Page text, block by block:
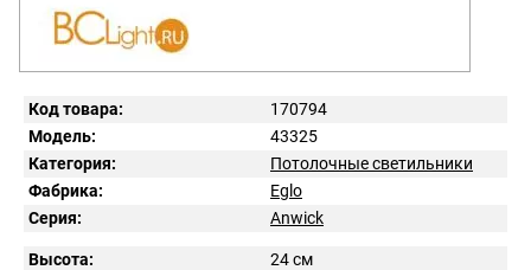
Код товара:
170794
Модель:
43325
Категория:
Потолочные светильники
Фабрика:
Eglo
Серия:
Anwick
Высота:
24 см